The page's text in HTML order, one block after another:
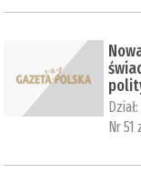
Dział:
Nr